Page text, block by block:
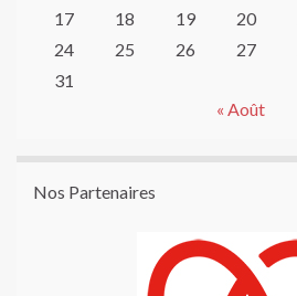
17
18 19 20
24
25 26 27
31
« Août
Nos Partenaires